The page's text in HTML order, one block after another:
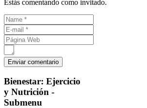
Estás comentando como invitado.
Bienestar: Ejercicio
y Nutrición -
Submenu